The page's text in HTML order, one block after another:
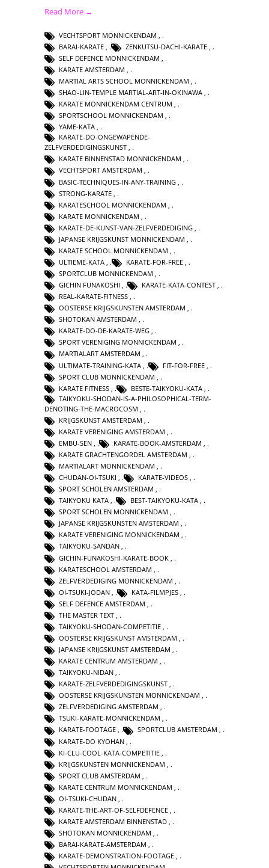
Read More →
VECHTSPORT MONNICKENDAM
BARAI-KARATE
ZENKUTSU-DACHI-KARATE
SELF DEFENCE MONNICKENDAM
KARATE AMSTERDAM
MARTIAL ARTS SCHOOL MONNICKENDAM ,
SHAO-LIN-TEMPLE MARTIAL-ART-IN-OKINAWA ,
KARATE MONNICKENDAM CENTRUM ,
SPORTSCHOOL MONNICKENDAM ,
YAME-KATA ,
KARATE-DO-ONGEWAPENDE-
ZELFVERDEDIGINGSKUNST ,
KARATE BINNENSTAD MONNICKENDAM ,
VECHTSPORT AMSTERDAM ,
BASIC-TECHNIQUES-IN-ANY-TRAINING
STRONG-KARATE
KARATESCHOOL MONNICKENDAM
KARATE MONNICKENDAM
KARATE-DE-KUNST-VAN-ZELFVERDEDIGING
JAPANSE KRIJGSKUNST MONNICKENDAM
KARATE SCHOOL MONNICKENDAM
ULTIEME-KATA
KARATE-FOR-FREE
SPORTCLUB MONNICKENDAM ,
GICHIN FUNAKOSHI , KARATE-KATA-CONTEST ,
REAL-KARATE-FITNESS ,
OOSTERSE KRIJGSKUNSTEN AMSTERDAM ,
SHOTOKAN AMSTERDAM ,
KARATE-DO-DE-KARATE-WEG ,
SPORT VERENIGING MONNICKENDAM ,
MARTIALART AMSTERDAM ,
ULTIMATE-TRAINING-KATA
FIT-FOR-FREE
SPORT CLUB MONNICKENDAM
KARATE FITNESS
BESTE-TAIKYOKU-KATA
TAIKYOKU-SHODAN-IS-A-PHILOSOPHICAL-TERM-
DENOTING-THE-MACROCOSM
KRIJGSKUNST AMSTERDAM
KARATE VERENIGING AMSTERDAM
EMBU-SEN
KARATE-BOOK-AMSTERDAM
KARATE GRACHTENGORDEL AMSTERDAM
MARTIALART MONNICKENDAM ,
CHUDAN-OI-TSUKI , KARATE-VIDEOS ,
SPORT SCHOLEN AMSTERDAM ,
TAIKYOKU KATA , BEST-TAIKYOKU-KATA ,
SPORT SCHOLEN MONNICKENDAM ,
JAPANSE KRIJGSKUNSTEN AMSTERDAM ,
KARATE VERENIGING MONNICKENDAM ,
TAIKYOKU-SANDAN ,
GICHIN-FUNAKOSHI-KARATE-BOOK
KARATESCHOOL AMSTERDAM
ZELFVERDEDIGING MONNICKENDAM
OI-TSUKI-JODAN
KATA-FILMPJES
SELF DEFENCE AMSTERDAM
THE MASTER TEXT
TAIKYOKU-SHODAN-COMPETITIE
OOSTERSE KRIJGSKUNST AMSTERDAM
JAPANSE KRIJGSKUNST AMSTERDAM ,
KARATE CENTRUM AMSTERDAM ,
TAIKYOKU-NIDAN ,
KARATE-ZELFVERDEDIGINGSKUNST ,
OOSTERSE KRIJGSKUNSTEN MONNICKENDAM ,
ZELFVERDEDIGING AMSTERDAM ,
TSUKI-KARATE-MONNICKENDAM ,
KARATE-FOOTAGE , SPORTCLUB AMSTERDAM ,
KARATE-DO KYOHAN
KI-CLU-COOL-KATA-COMPETITIE
KRIJGSKUNSTEN MONNICKENDAM
SPORT CLUB AMSTERDAM
KARATE CENTRUM MONNICKENDAM
OI-TSUKI-CHUDAN
KARATE-THE-ART-OF-SELFDEFENCE
KARATE AMSTERDAM BINNENSTAD
SHOTOKAN MONNICKENDAM ,
BARAI-KARATE-AMSTERDAM ,
KARATE-DEMONSTRATION-FOOTAGE ,